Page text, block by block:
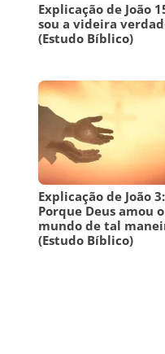
Explicação de João
sou a videira
(Estudo Bíblico)
Explicação de João
Porque Deus amou o
mundo de tal
(Estudo Bíblico)